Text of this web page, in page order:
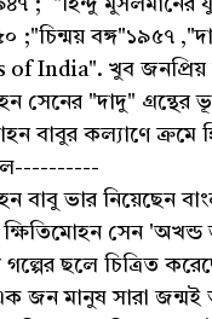
; "হিন্দু মুসলমানের
;"চিন্ময় বঙ্গ"১৯৫৭
of India". খুব
সেনের "দাদু" গ্রন্থের
বাবুর কল্যাণে
বাবু ভার নিয়েছেন
ক্ষিতিমোহন সেন 'অখন্ড
গল্পের ছলে চিত্রিত
মানুষ সারা জন্মই